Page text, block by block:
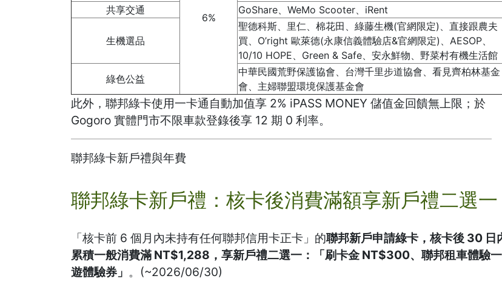
6%
共享交通
GoShare、WeMo Scooter、iRent
生機選品
聖德科斯、里仁、棉花田、綠藤生機(官網限定)、直接跟農夫
買、O’right 歐萊德(永康信義體驗店&官網限定)、AESOP、
10/10 HOPE、Green & Safe、安永鮮物、野菜村有機生活館
綠色公益
中華民國荒野保護協會、台灣千里步道協會、看見齊柏林基金
會、主婦聯盟環境保護基金會
此外，聯邦綠卡使用一卡通自動加值享 2% iPASS MONEY 儲值金回饋無上限；於
Gogoro 實體門市不限車款登錄後享 12 期 0 利率。
聯邦綠卡新戶禮與年費
聯邦綠卡新戶禮：核卡後消費滿額享新戶禮二選一
「核卡前 6 個月內未持有任何聯邦信用卡正卡」的聯邦新戶申請綠卡，核卡後 30 日
累積一般消費滿 NT$1,288，享新戶禮二選一：「刷卡金 NT$300、聯邦租車體驗
遊體驗券」 。(~2026/06/30)